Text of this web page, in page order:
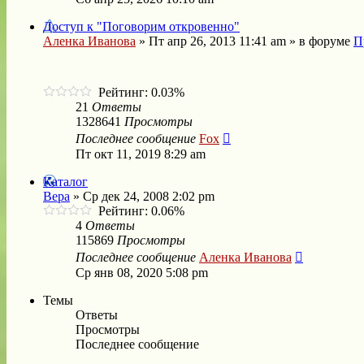
Доступ к "Поговорим откровенно"
Аленка Иванова » Пт апр 26, 2013 11:41 am » в форуме
Рейтинг: 0.03%
21 Ответы
1328641 Просмотры
Последнее сообщение Fox
Пт окт 11, 2019 8:29 am
Каталог
Bepa » Ср дек 24, 2008 2:02 pm
Рейтинг: 0.06%
4 Ответы
115869 Просмотры
Последнее сообщение Аленка Иванова
Ср янв 08, 2020 5:08 pm
Темы
Ответы
Просмотры
Последнее сообщение